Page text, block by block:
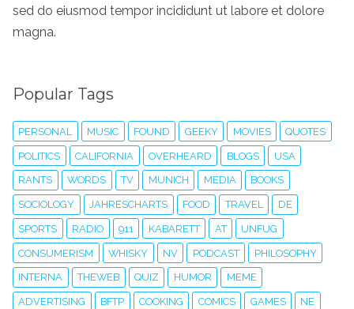
sed do eiusmod tempor incididunt ut labore et dolore
magna.
Popular Tags
PERSONAL MUSIC FOUND GEEKY MOVIES QUOTES
POLITICS CALIFORNIA OVERHEARD BLOGS USA
RANTS WORDS TV MUNICH MEDIA BOOKS
SOCIOLOGY JAHRESCHARTS FOOD TRAVEL DE
SPORTS RADIO 911 KABARETT AT UNFUG
CONSUMERISM WHISKY NV PODCAST PHILOSOPHY
INTERNA THEWEB QUIZ HUMOR MEME
ADVERTISING BFTP COOKING COMICS GAMES NE